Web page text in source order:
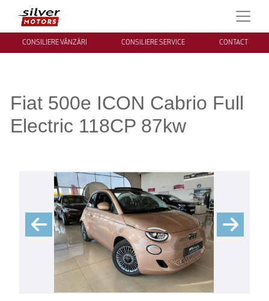
CONSILIERE VÂNZĂRI CONSILIERE SERVICE CONTACT
Fiat 500e ICON Cabrio Full
Electric 118CP 87kw